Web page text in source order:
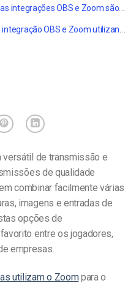
Visão geral da concorrência: Como as integrações OBS e Zoom são tratadas noutros locais
Alcança o potencial máximo da tua integração OBS e Zoom utilizando o Dacast
versátil de transmissão e
de qualidade
combinar facilmente várias
imagens e entradas de
opções de
entre os jogadores,
empresas.
utilizam o Zoompara o